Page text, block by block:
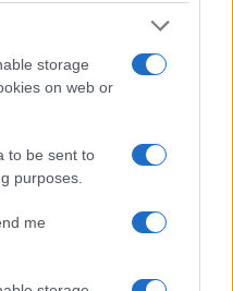
storage
on web or
to be sent to
purposes.
me
al numero +39
telegram di